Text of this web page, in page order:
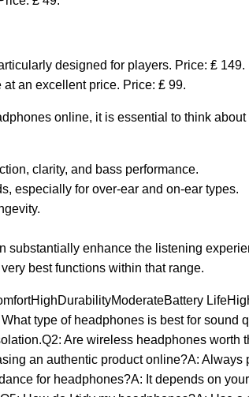
designed for players. Price: ₤ 149.
an excellent price. Price: ₤ 99.
online, it is essential to think
clarity, and bass performance.
especially for over-ear and on-ear types.
substantially enhance the listening
best functions within that range.
type of headphones is best for sound
Are wireless headphones
an authentic product online?A:
for headphones?A: It depends on